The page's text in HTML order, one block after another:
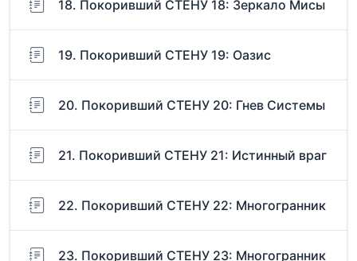
18. Покоривший СТЕНУ 18: Зеркало Мисы
19. Покоривший СТЕНУ 19: Оазис
20. Покоривший СТЕНУ 20: Гнев Системы
21. Покоривший СТЕНУ 21: Истинный враг
22. Покоривший СТЕНУ 22: Многогранник
23. Покоривший СТЕНУ 23: Многогранник